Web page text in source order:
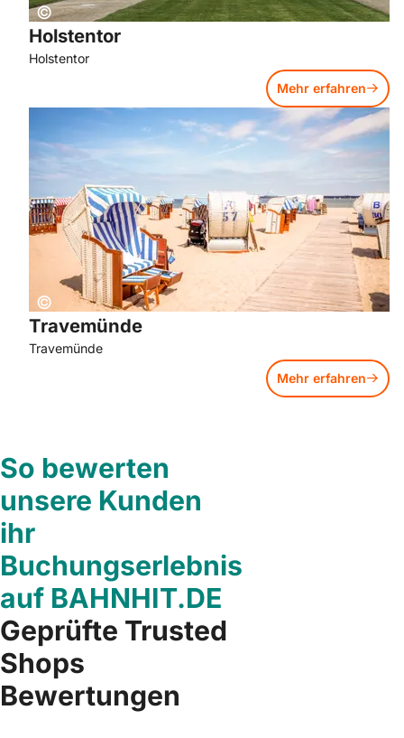
Copyright:
©
Holstentor
Holstentor
Mehr erfahren
Copyright:
©
Travemünde
Travemünde
Mehr erfahren
Mehr erfahren: Travemünde
So bewerten
unsere Kunden
ihr
Buchungserlebnis
auf BAHNHIT.DE
Geprüfte Trusted
Shops
Bewertungen